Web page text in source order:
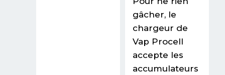
gâcher, le
chargeur de
Vap Procell
accepte les
accumulateurs